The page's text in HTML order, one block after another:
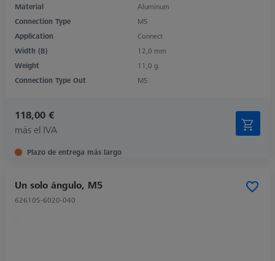
Material
Aluminum
Connection Type
M5
Application
Connect
Width (B)
12,0 mm
Weight
11,0 g
Connection Type Out
M5
118,00 €
más el IVA
Plazo de entrega más largo
Un solo ángulo, M5
626105-6020-040